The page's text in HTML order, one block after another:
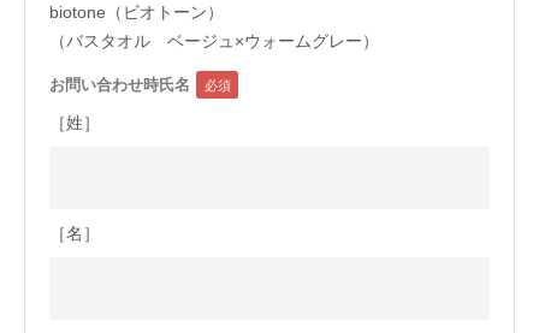
会員サービス
店舗リスト
ヘルプ
大量購入・法人向けの購入の方は
biotone（ビオトーン）
（バスタオル ベージュ×ウォームグレー）
お問い合わせ時氏名
［姓］
［名］